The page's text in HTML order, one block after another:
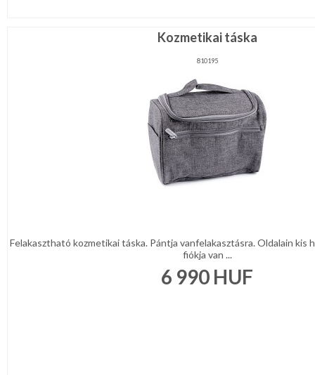
Kozmetikai táska
810195
Felakasztható kozmetikai táska. Pántja vanfelakasztásra. Oldalain kis
fiókja van ...
6 990 HUF